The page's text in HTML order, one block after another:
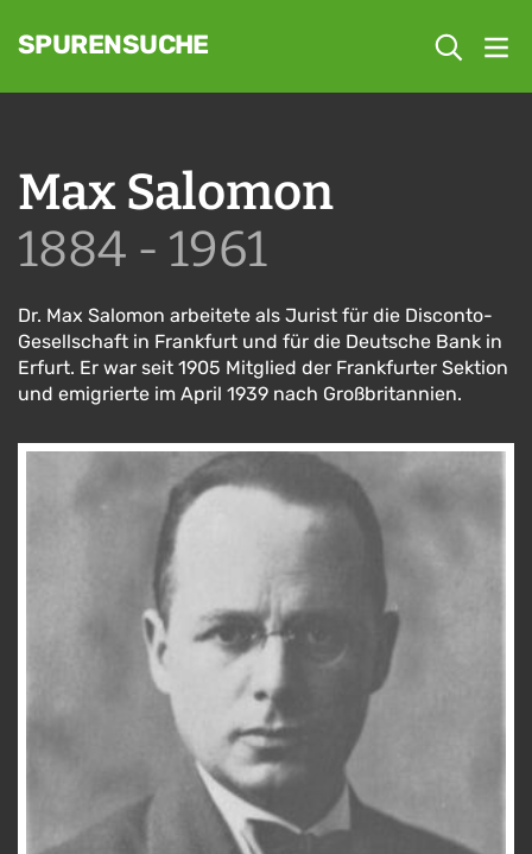
SPURENSUCHE
Max Salomon
1884 - 1961
Dr. Max Salomon arbeitete als Jurist für die Disconto-
Gesellschaft in Frankfurt und für die Deutsche Bank in
Erfurt. Er war seit 1905 Mitglied der Frankfurter Sektion
und emigrierte im April 1939 nach Großbritannien.